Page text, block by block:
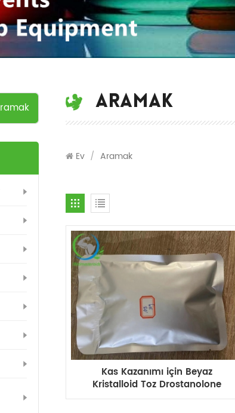
ARAMAK
Ev / Aramak
Kas Kazanımı için Beyaz
Kristalloid Toz Drostanolone
Enanthate Masteron